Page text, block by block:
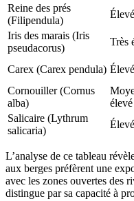
Reine des prés
(Filipendula)
Élevé
Iris des marais (Iris
pseudacorus)
Très
Carex (Carex pendula) Élevé
Cornouiller (Cornus
alba)
élevé
Salicaire (Lythrum
salicaria)
Élevé
L’analyse de ce tableau
aux berges préfèrent une
avec les zones ouvertes des
distingue par sa capacité à